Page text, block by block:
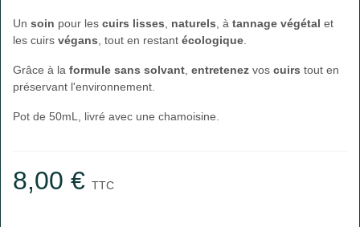
Un soin pour les cuirs lisses, naturels, à tannage végétal et
les cuirs végans, tout en restant écologique.
Grâce à la formule sans solvant, entretenez vos cuirs tout en
préservant l'environnement.
Pot de 50mL, livré avec une chamoisine.
8,00 € TTC